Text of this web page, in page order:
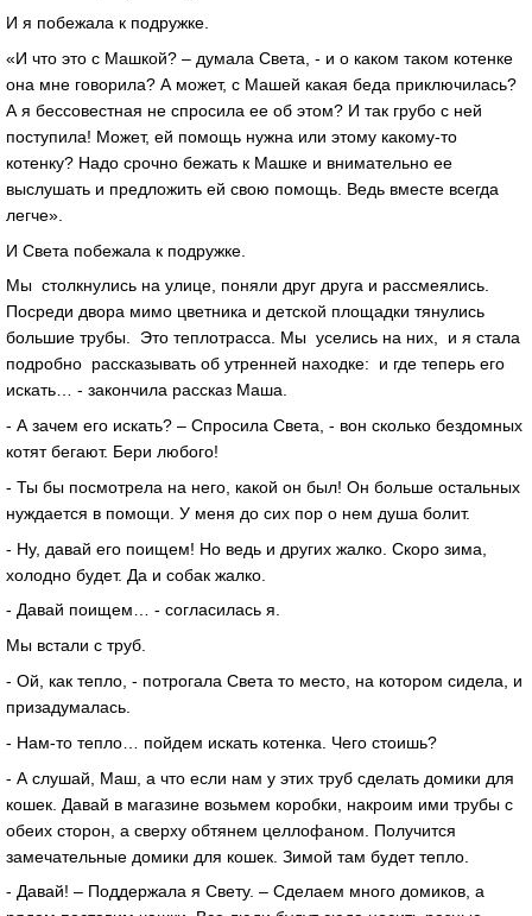
И я побежала к подружке.
«И что это с Машкой? – думала Света, - и о каком таком котенке
она мне говорила? А может, с Машей какая беда приключилась?
А я бессовестная не спросила ее об этом? И так грубо с ней
поступила! Может, ей помощь нужна или этому какому-то
котенку? Надо срочно бежать к Машке и внимательно ее
выслушать и предложить ей свою помощь. Ведь вместе всегда
легче».
И Света побежала к подружке.
Мы столкнулись на улице, поняли друг друга и рассмеялись.
Посреди двора мимо цветника и детской площадки тянулись
большие трубы. Это теплотрасса. Мы уселись на них, и я стала
подробно рассказывать об утренней находке: и где теперь его
искать… - закончила рассказ Маша.
- А зачем его искать? – Спросила Света, - вон сколько бездомных
котят бегают. Бери любого!
- Ты бы посмотрела на него, какой он был! Он больше остальных
нуждается в помощи. У меня до сих пор о нем душа болит.
- Ну, давай его поищем! Но ведь и других жалко. Скоро зима,
холодно будет. Да и собак жалко.
- Давай поищем… - согласилась я.
Мы встали с труб.
- Ой, как тепло, - потрогала Света то место, на котором сидела, и
призадумалась.
- Нам-то тепло… пойдем искать котенка. Чего стоишь?
- А слушай, Маш, а что если нам у этих труб сделать домики для
кошек. Давай в магазине возьмем коробки, накроим ими трубы с
обеих сторон, а сверху обтянем целлофаном. Получится
замечательные домики для кошек. Зимой там будет тепло.
- Давай! – Поддержала я Свету. – Сделаем много домиков, а